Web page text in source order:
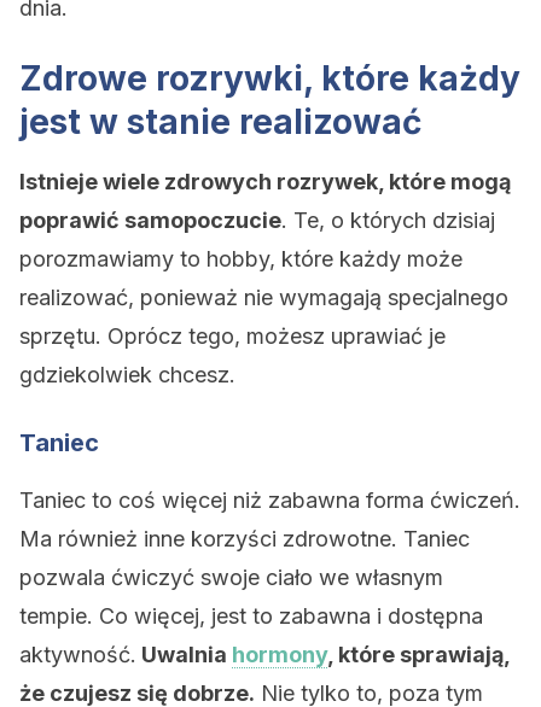
dnia.
Zdrowe rozrywki, które każdy
jest w stanie realizować
Istnieje wiele zdrowych rozrywek, które mogą
poprawić samopoczucie. Te, o których dzisiaj
porozmawiamy to hobby, które każdy może
realizować, ponieważ nie wymagają specjalnego
sprzętu. Oprócz tego, możesz uprawiać je
gdziekolwiek chcesz.
Taniec
Taniec to coś więcej niż zabawna forma ćwiczeń.
Ma również inne korzyści zdrowotne. Taniec
pozwala ćwiczyć swoje ciało we własnym
tempie. Co więcej, jest to zabawna i dostępna
aktywność. Uwalnia hormony, które sprawiają,
że czujesz się dobrze. Nie tylko to, poza tym